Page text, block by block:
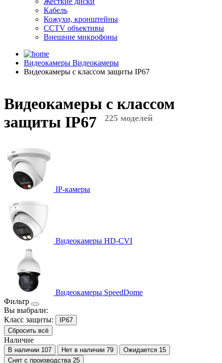
Кабель
Кожухи, кронштейны
CCTV объективы
Внешние микрофоны
Видеокамеры Видеокамеры
Видеокамеры с классом защиты IP67
Видеокамеры с классом
защиты IP67
225 моделей
IP-камеры
Видеокамеры HD-CVI
Видеокамеры SpeedDome
Фильтр
Вы выбрали:
Класс защиты:
IP67
Сбросить всё
Наличие
В наличии 107 Нет в наличии 79 Ожидается 15
Снят с производства 25